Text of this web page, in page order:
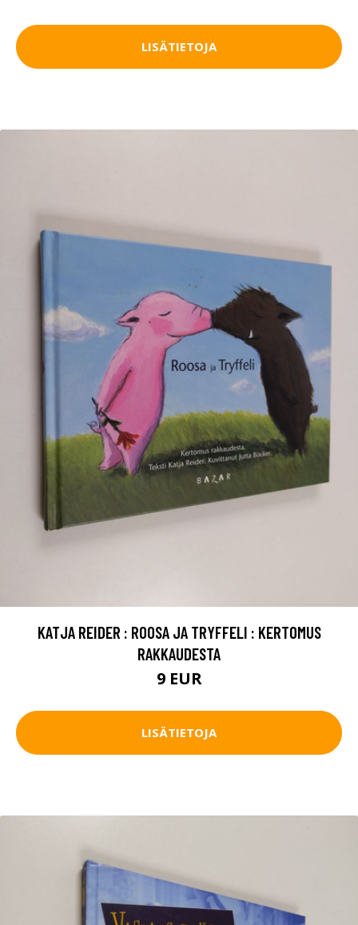
LISÄTIETOJA
KATJA REIDER : ROOSA JA TRYFFELI : KERTOMUS
RAKKAUDESTA
9 EUR
LISÄTIETOJA